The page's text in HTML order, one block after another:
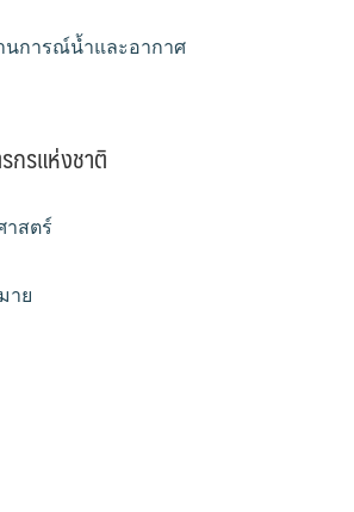
นการณ์น้ำและอากาศ
กรแห่งชาติ
าสตร์
าย